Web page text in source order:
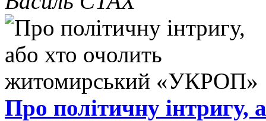
Про політичну інтригу,